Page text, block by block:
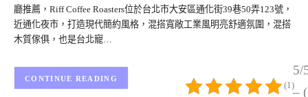
廳推薦，Riff Coffee Roasters位於台北市大安區通化街39巷50弄123號，
近通化夜市，打造現代簡約風格，混搭寬敞工業風明亮舒適氛圍，混搭
木質傢俱，也是台北寵…
5/
–
(1)
CONTINUE READING